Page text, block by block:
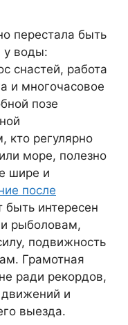
перестала быть
у воды:
снастей, работа
и многочасовое
позе
кто регулярно
море, полезно
шире и
после
быть интересен
рыболовам,
подвижность
Грамотная
ради рекордов,
и
выезда.